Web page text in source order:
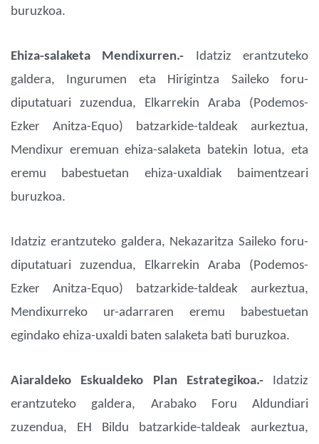
buruzkoa.
Ehiza-salaketa Mendixurren.-
Idatziz erantzuteko
galdera, Ingurumen eta Hirigintza Saileko foru-
diputatuari zuzendua, Elkarrekin Araba (Podemos-
Ezker Anitza-Equo) batzarkide-taldeak aurkeztua,
Mendixur eremuan ehiza-salaketa batekin lotua, eta
eremu babestuetan ehiza-uxaldiak baimentzeari
buruzkoa.
Idatziz erantzuteko galdera, Nekazaritza Saileko foru-
diputatuari zuzendua, Elkarrekin Araba (Podemos-
Ezker Anitza-Equo) batzarkide-taldeak aurkeztua,
Mendixurreko ur-adarraren eremu babestuetan
egindako ehiza-uxaldi baten salaketa bati buruzkoa.
Aiaraldeko Eskualdeko Plan Estrategikoa.-
Idatziz
erantzuteko galdera, Arabako Foru Aldundiari
zuzendua, EH Bildu batzarkide-taldeak aurkeztua,